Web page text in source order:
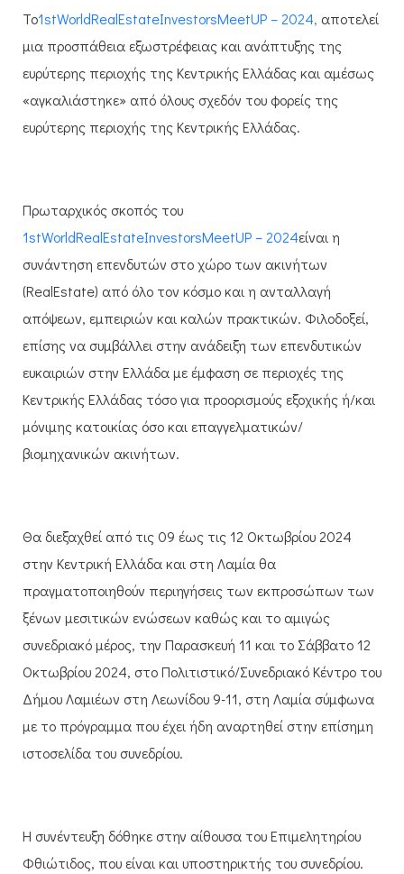
Το1stWorldRealEstateInvestorsMeetUP –2024, αποτελεί
μια προσπάθεια εξωστρέφειας και ανάπτυξης της
ευρύτερης περιοχής της Κεντρικής Ελλάδας και αμέσως
«αγκαλιάστηκε» από όλους σχεδόν του φορείς της
ευρύτερης περιοχής της Κεντρικής Ελλάδας.
Πρωταρχικός σκοπός του
1stWorldRealEstateInvestorsMeetUP –2024είναι η
συνάντηση επενδυτών στο χώρο των ακινήτων
(RealEstate) από όλο τον κόσμο και η ανταλλαγή
απόψεων, εμπειριών και καλών πρακτικών. Φιλοδοξεί,
επίσης να συμβάλλει στην ανάδειξη των επενδυτικών
ευκαιριών στην Ελλάδα με έμφαση σε περιοχές της
Κεντρικής Ελλάδας τόσο για προορισμούς εξοχικής ή/και
μόνιμης κατοικίας όσο και επαγγελματικών/
βιομηχανικών ακινήτων.
Θα διεξαχθεί από τις 09 έως τις 12 Οκτωβρίου 2024
στην Κεντρική Ελλάδα και στη Λαμία θα
πραγματοποιηθούν περιηγήσεις των εκπροσώπων των
ξένων μεσιτικών ενώσεων καθώς και το αμιγώς
συνεδριακό μέρος, την Παρασκευή 11 και το Σάββατο 12
Οκτωβρίου 2024, στο Πολιτιστικό/Συνεδριακό Κέντρο του
Δήμου Λαμιέων στη Λεωνίδου 9-11, στη Λαμία σύμφωνα
με το πρόγραμμα που έχει ήδη αναρτηθεί στην επίσημη
ιστοσελίδα του συνεδρίου.
Η συνέντευξη δόθηκε στην αίθουσα του Επιμελητηρίου
Φθιώτιδος, που είναι και υποστηρικτής του συνεδρίου.